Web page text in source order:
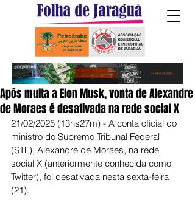
Após multa a Elon Musk, vonta de Alexandre
de Moraes é desativada na rede social X
21/02/2025 (13hs27m) - A conta oficial do
ministro do Supremo Tribunal Federal
(STF), Alexandre de Moraes, na rede
social X (anteriormente conhecida como
Twitter), foi desativada nesta sexta-feira
(21).